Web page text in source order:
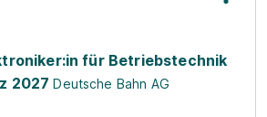
für Betriebstechnik
2027 Deutsche Bahn AG